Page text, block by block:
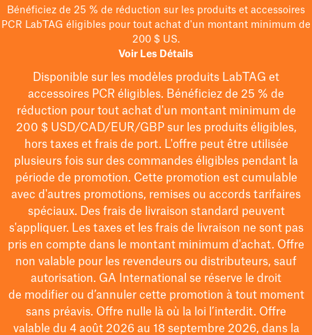
Bénéficiez de 25 % de réduction sur les produits et accessoires
PCR LabTAG éligibles pour tout achat d'un montant minimum de
200 $ US.
Voir Les Détails
Disponible sur les modèles produits LabTAG et
accessoires PCR éligibles. Bénéficiez de 25 % de
réduction pour tout achat d'un montant minimum de
200 $USD/CAD/EUR/GBPsur les produits éligibles,
hors taxes et frais de port. L'offre peut être utilisée
plusieurs fois sur des commandes éligibles pendant la
période de promotion. Cette promotion est cumulable
avec d'autres promotions, remises ou accords tarifaires
spéciaux. Des frais de livraison standard peuvent
s'appliquer. Les taxes et les frais de livraison ne sont pas
pris en compte dans le montant minimum d'achat. Offre
non valable pour les revendeurs ou distributeurs, sauf
autorisation. GA International se réserve le droit
de modifierou d’annuler cette promotion à tout moment
sans préavis. Offre nulle là où la loi l’interdit. Offre
valable du 4 août 2026 au 18 septembre 2026, dans la